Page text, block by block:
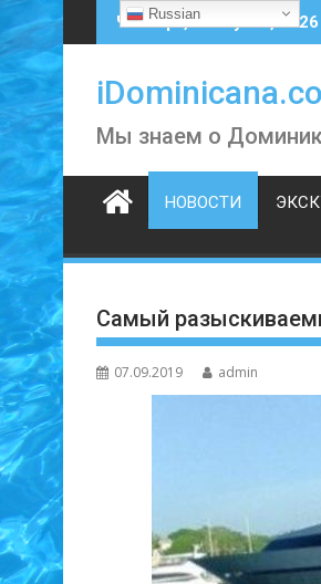
Skip
to
Четверг, 6 августа, 2026
Мы знаем о
НОВОСТИ
Самый
07.09.2019 admin
Russian